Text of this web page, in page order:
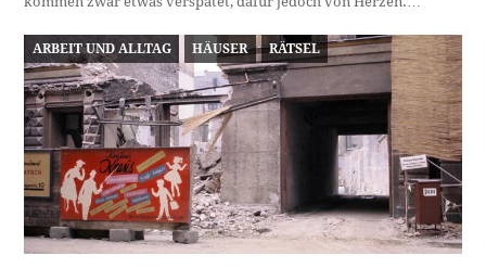
ARBEIT UND ALLTAG HÄUSER RÄTSEL